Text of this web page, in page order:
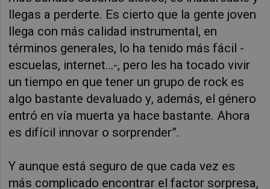
llegas a perderte. Es cierto que la gente joven
llega con más calidad instrumental, en
términos generales, lo ha tenido más fácil -
escuelas, internet…-, pero les ha tocado vivir
un tiempo en que tener un grupo de rock es
algo bastante devaluado y, además, el género
entró en vía muerta ya hace bastante. Ahora
es difícil innovar o sorprender”.
Y aunque está seguro de que cada vez es
más complicado encontrar el factor sorpresa,